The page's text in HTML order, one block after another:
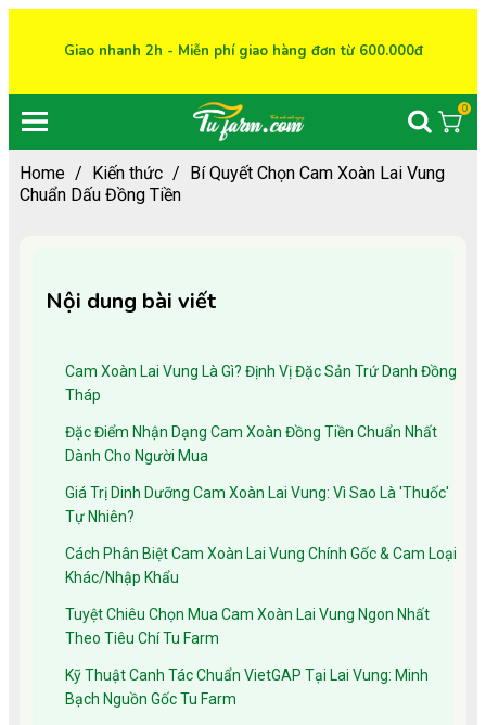
Giao nhanh 2h - Miễn phí giao hàng đơn từ 600.000đ
0
Home / Kiến thức / Bí Quyết Chọn Cam Xoàn Lai Vung
Chuẩn Dấu Đồng Tiền
Nội dung bài viết
Cam Xoàn Lai Vung Là Gì? Định Vị Đặc Sản Trứ Danh Đồng
Tháp
Đặc Điểm Nhận Dạng Cam Xoàn Đồng Tiền Chuẩn Nhất
Dành Cho Người Mua
Giá Trị Dinh Dưỡng Cam Xoàn Lai Vung: Vì Sao Là 'Thuốc'
Tự Nhiên?
Cách Phân Biệt Cam Xoàn Lai Vung Chính Gốc & Cam Loại
Khác/Nhập Khẩu
Tuyệt Chiêu Chọn Mua Cam Xoàn Lai Vung Ngon Nhất
Theo Tiêu Chí Tu Farm
Kỹ Thuật Canh Tác Chuẩn VietGAP Tại Lai Vung: Minh
Bạch Nguồn Gốc Tu Farm